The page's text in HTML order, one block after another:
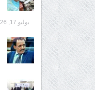
يوليو 17, 2026